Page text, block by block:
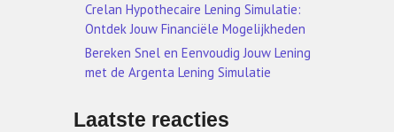
Crelan Hypothecaire Lening Simulatie:
Ontdek Jouw Financiële Mogelijkheden
Bereken Snel en Eenvoudig Jouw Lening
met de Argenta Lening Simulatie
Laatste reacties